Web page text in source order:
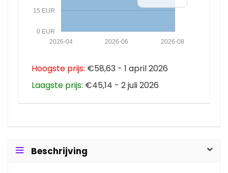
0 EUR
15 EUR
2026-08
2026-06
2026-04
Hoogste prijs: €58,63 - 1 april 2026
Laagste prijs: €45,14 - 2 juli 2026
Beschrijving